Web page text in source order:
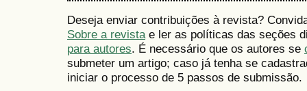
Deseja enviar contribuições à revista?
Sobre a revista e ler as políticas das seções
para autores. É necessário que os autores se
submeter um artigo; caso já tenha se
iniciar o processo de 5 passos de submissão.